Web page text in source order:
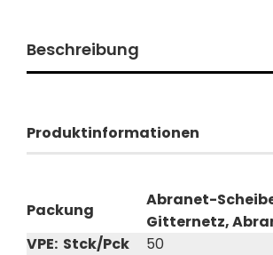
Beschreibung
Produktinformationen
Packung
Abranet-
Gitternetz,
VPE: Stck/Pck
50